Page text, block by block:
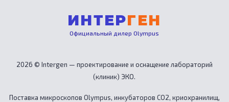
ИНТЕРГЕН
Официальный дилер Olympus
2026 © Intergen — проектирование и оснащение лабораторий
(клиник) ЭКО.
Поставка микроскопов Olympus, инкубаторов CO2, криохранилищ,